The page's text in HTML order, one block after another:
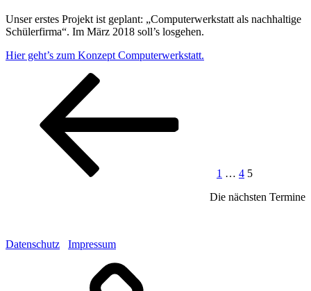
Unser erstes Projekt ist geplant: „Computerwerkstatt als nachhaltige
Schülerfirma“. Im März 2018 soll’s losgehen.
Hier geht’s zum Konzept Computerwerkstatt.
Seitennummerierung
Beiträge
1 … 4 5
Die nächsten Termine
Datenschutz
Impressum